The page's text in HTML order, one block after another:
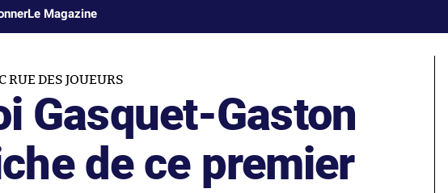
Le Magazine
RUE DES JOUEURS
Gasquet-Gaston
de ce premier